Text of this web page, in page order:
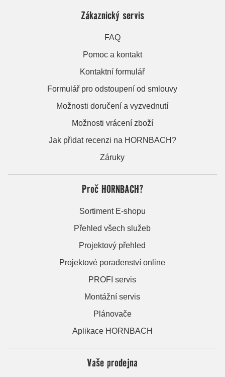
Zákaznický servis
FAQ
Pomoc a kontakt
Kontaktní formulář
Formulář pro odstoupení od smlouvy
Možnosti doručení a vyzvednutí
Možnosti vrácení zboží
Jak přidat recenzi na HORNBACH?
Záruky
Proč HORNBACH?
Sortiment E-shopu
Přehled všech služeb
Projektový přehled
Projektové poradenství online
PROFI servis
Montážní servis
Plánovače
Aplikace HORNBACH
Vaše prodejna